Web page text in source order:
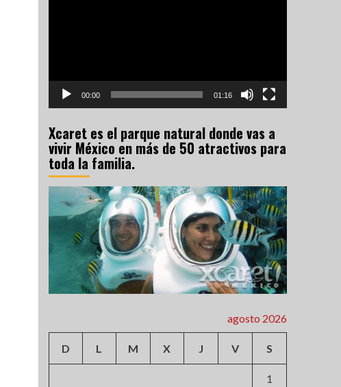
00:00 01:16
Xcaret es el parque natural donde vas a
vivir México en más de 50 atractivos para
toda la familia.
agosto 2026
D L M X J V S
1